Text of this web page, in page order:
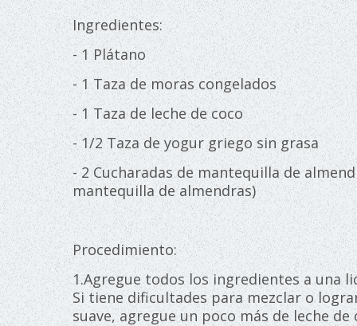
Ingredientes:
- 1 Plátano
- 1 Taza de moras congelados
- 1 Taza de leche de coco
- 1/2 Taza de yogur griego sin grasa
- 2 Cucharadas de mantequilla de
mantequilla de almendras)
Procedimiento:
1.Agregue todos los ingredientes a una
Si tiene dificultades para mezclar o
suave, agregue un poco más de leche de